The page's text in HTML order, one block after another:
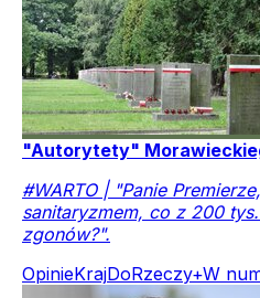
"Autorytety"
#WARTO | "Panie
sanitaryzmem, co z 200
zgonów?".
OpinieKrajDoRzeczy+W